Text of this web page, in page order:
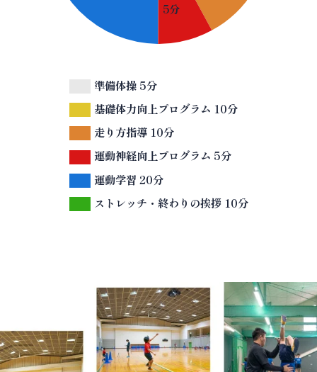
5分
準備体操 5分
基礎体力向上プログラム 10分
走り方指導 10分
運動神経向上プログラム 5分
運動学習 20分
ストレッチ・終わりの挨拶 10分